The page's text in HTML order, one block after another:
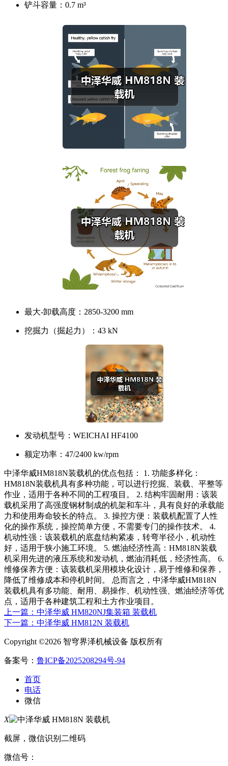
铲斗容量： 0.7 m³
最大-卸载高度： 2850-3200 mm
挖掘力（掘起力）： 43 kN
发动机型号： WEICHAI HF4100
额定功率： 47/2400 kw/rpm
中泽华威HM818N装载机的优点包括： 1. 功能多样化：
HM818N装载机具有多种功能，可以进行挖掘、装载、平整等
作业，适用于各种不同的工程项目。 2. 结构牢固耐用：该装
载机采用了高强度钢材制成的机架和车斗，具有良好的承载能
力和使用寿命较长的特点。 3. 操控方便：装载机配置了人性
化的操作系统，操控简单方便，不需要专门的操作技术。 4.
机动性强：该装载机的底盘结构紧凑，转弯半径小，机动性
好，适用于狭小施工环境。 5. 燃油经济性高：HM818N装载
机采用先进的液压系统和发动机，燃油消耗低，经济性高。 6.
维修保养方便：该装载机采用模块化设计，易于维修和保养，
降低了维修成本和停机时间。 总而言之，中泽华威HM818N
装载机具有多功能、耐用、易操作、机动性强、燃油经济等优
点，适用于各种建筑工程和土方作业项目。
上一篇：中泽华威 HM820NJ集装箱 装载机
下一篇：中泽华威 HM812N 装载机
Copyright ©2026 智穹界泽机械设备 版权所有
备案号： 鲁ICP备2025208294号-94
首页
电话
微信
X
截屏，微信识别二维码
微信号：